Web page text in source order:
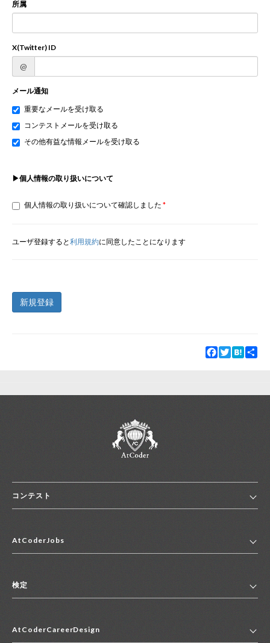
所属
X(Twitter) ID
@
メール通知
重要なメールを受け取る
コンテストメールを受け取る
その他有益な情報メールを受け取る
▶個人情報の取り扱いについて
個人情報の取り扱いについて確認しました
ユーザ登録すると利用規約に同意したことになります
新規登録
Facebook
TwitterHatena
コンテスト
コンテスト一覧
便利リンク集
AtCoderJobs
2027年新卒採用求人一覧
中途採用求人一覧
検定
マイページ
AtCoderCareerDesign